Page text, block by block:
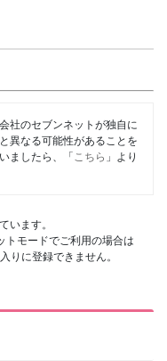
社のセブンネットが独自に
異なる可能性があることを
ましたら、「 こちら 」より
います。
トモードでご利用の場合は
りに登録できません。